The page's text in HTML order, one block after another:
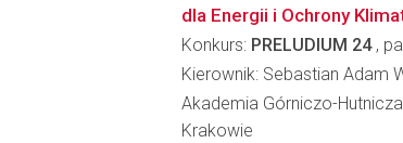
dla Energii i Ochrony
Konkurs: PRELUDIUM 24,
Kierownik: Sebastian Adam
Akademia Górniczo-
Krakowie